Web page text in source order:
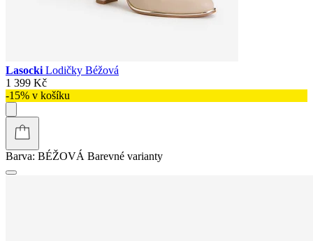
Lasocki Lodičky Béžová
1 399 Kč
-15% v košíku
Barva: BÉŽOVÁ Barevné varianty